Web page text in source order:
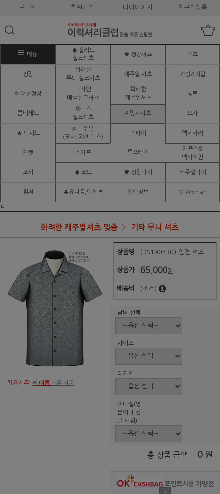
로그인 회원가입 마이페이지 최근본상품
메뉴
♠ 솔리드
실크셔츠
♥ 정장셔츠 슈즈
정장
화려한
무늬 실크셔츠
캐주얼 셔츠 가방&지갑
화려한정장
디자인
배색실크셔츠
화려한
캐주얼셔츠
벨트
콤비세트
핫픽스
실크셔츠
# 망사셔츠 모자
★ 턱시도
♬ 특수복
(무대.공연,댄스)
넥타이 액세서리
자켓 스카프 루프타이
커프스&
넥타이핀
조끼 ♠ 코트 ♥ 정장바지 캐주얼바지
점퍼 ♣유니폼,단체복 원단정보 ♡ Woman
ㅌ
화려한 캐주얼셔츠 맞춤 기타 무늬 셔츠
착용시즌: 봄 여름 가을 겨울
상품명 (DS190530) 인견 셔츠
상품가 65,000원
배송비 (조건)
남녀 선택
사이즈
디자인
이니셜(영
문이나 한
글 새김)
총 상품 금액 0 원
포인트사용 가맹점
?